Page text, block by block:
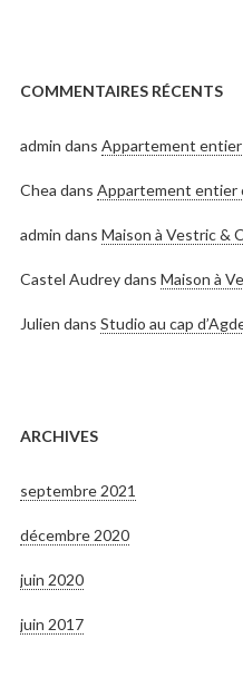
COMMENTAIRES RÉCENTS
admin dans Appartement
Chea dans Appartement entier
admin dans Maison à Vestric &
Castel Audreydans Maison à
Julien dans Studio au cap
ARCHIVES
septembre 2021
décembre 2020
juin 2020
juin 2017